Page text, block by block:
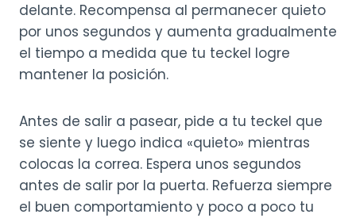
delante. Recompensa al permanecer quieto
por unos segundos y aumenta gradualmente
el tiempo a medida que tu teckel logre
mantener la posición.
Antes de salir a pasear, pide a tu teckel que
se siente y luego indica «quieto» mientras
colocas la correa. Espera unos segundos
antes de salir por la puerta. Refuerza siempre
el buen comportamiento y poco a poco tu